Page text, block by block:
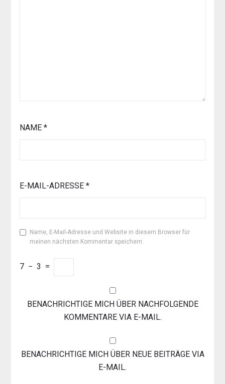
NAME *
E-MAIL-ADRESSE *
Name, E-Mail-Adresse und Website in diesem Browser für
meinen nächsten Kommentar speichern.
7 − 3 =
BENACHRICHTIGE MICH ÜBER NACHFOLGENDE
KOMMENTARE VIA E-MAIL.
BENACHRICHTIGE MICH ÜBER NEUE BEITRÄGE VIA
E-MAIL.